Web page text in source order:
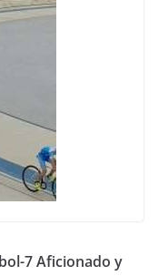
7 Aficionado y